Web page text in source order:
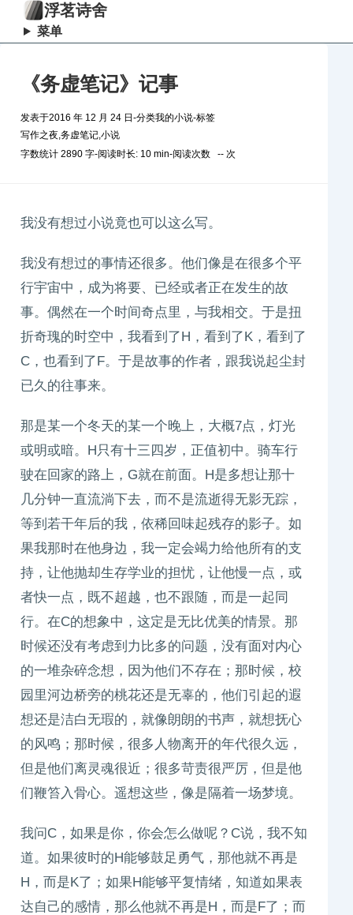
浮茗诗舍
菜单
《务虚笔记》记事
发表于2016 年 12 月 24 日 -分类我的小说-标签
写作之夜,务虚笔记,小说
字数统计 2890 字-阅读时长: 10 min-阅读次数 -- 次
我没有想过小说竟也可以这么写。
我没有想过的事情还很多。他们像是在很多个平
行宇宙中，成为将要、已经或者正在发生的故
事。偶然在一个时间奇点里，与我相交。于是扭
折奇瑰的时空中，我看到了H，看到了K，看到了
C，也看到了F。于是故事的作者，跟我说起尘封
已久的往事来。
那是某一个冬天的某一个晚上，大概7点，灯光
或明或暗。H只有十三四岁，正值初中。骑车行
驶在回家的路上，G就在前面。H是多想让那十
几分钟一直流淌下去，而不是流逝得无影无踪，
等到若干年后的我，依稀回味起残存的影子。如
果我那时在他身边，我一定会竭力给他所有的支
持，让他抛却生存学业的担忧，让他慢一点，或
者快一点，既不超越，也不跟随，而是一起同
行。在C的想象中，这定是无比优美的情景。那
时候还没有考虑到力比多的问题，没有面对内心
的一堆杂碎念想，因为他们不存在；那时候，校
园里河边桥旁的桃花还是无辜的，他们引起的遐
想还是洁白无瑕的，就像朗朗的书声，就想抚心
的风鸣；那时候，很多人物离开的年代很久远，
但是他们离灵魂很近；很多苛责很严厉，但是他
们鞭笞入骨心。遥想这些，像是隔着一场梦境。
我问C，如果是你，你会怎么做呢？C说，我不知
道。如果彼时的H能够鼓足勇气，那他就不再是
H，而是K了；如果H能够平复情绪，知道如果表
达自己的感情，那么他就不再是H，而是F了；而